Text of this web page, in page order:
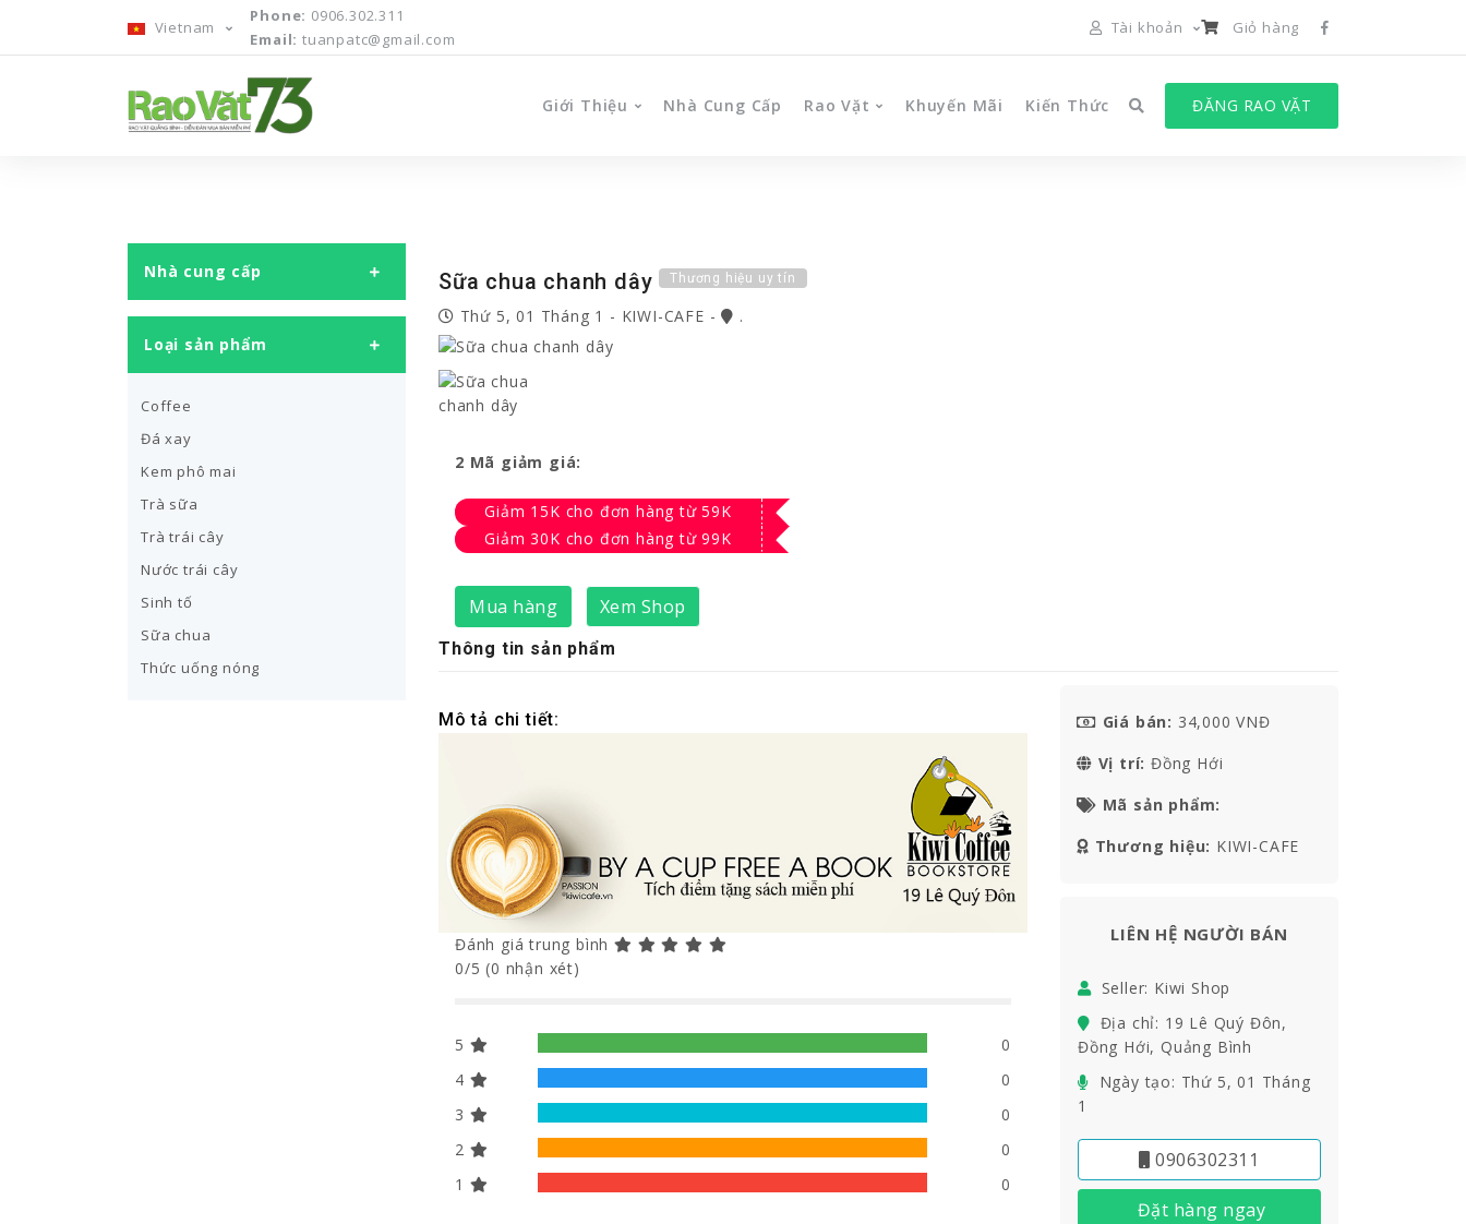
Vietnam
Phone: 0906.302.311
Email: tuanpatc@gmail.com
Tài khoản Giỏ hàng
Giới Thiệu Nhà Cung Cấp Rao Vặt Khuyến Mãi Kiến Thức ĐĂNG RAO VẶT
Nhà cung cấp
Loại sản phẩm
Coffee
Đá xay
Kem phô mai
Trà sữa
Trà trái cây
Nước trái cây
Sinh tố
Sữa chua
Thức uống nóng
Sữa chua chanh dây Thương hiệu uy tín
Thứ 5, 01 Tháng 1 - KIWI-CAFE - .
2 Mã giảm giá:
Giảm 15K cho đơn hàng từ 59K
Giảm 30K cho đơn hàng từ 99K
Mua hàng Xem Shop
Thông tin sản phẩm
Mô tả chi tiết:
Đánh giá trung bình
0/5 (0 nhận xét)
5
0
4
0
3
0
2
0
1
0
Giá bán: 34,000 VNĐ
Vị trí: Đồng Hới
Mã sản phẩm:
Thương hiệu: KIWI-CAFE
LIÊN HỆ NGƯỜI BÁN
Seller: Kiwi Shop
Địa chỉ: 19 Lê Quý Đôn,
Đồng Hới, Quảng Bình
Ngày tạo: Thứ 5, 01 Tháng
1
0906302311
Đặt hàng ngay